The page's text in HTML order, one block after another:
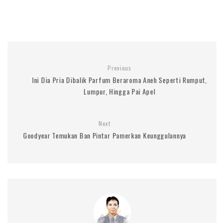
Previous
Ini Dia Pria Dibalik Parfum Beraroma Aneh Seperti Rumput,
Lumpur, Hingga Pai Apel
Next
Goodyear Temukan Ban Pintar Pamerkan Keunggulannya